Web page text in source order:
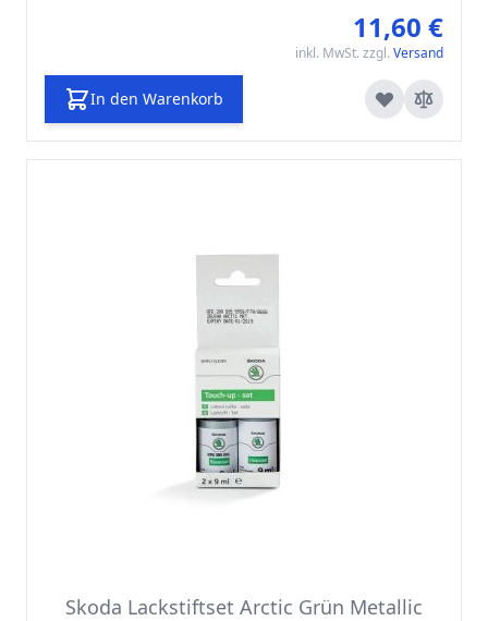
11,60 €
inkl. MwSt. zzgl. Versand
In den Warenkorb
Skoda Lackstiftset Arctic Grün Metallic